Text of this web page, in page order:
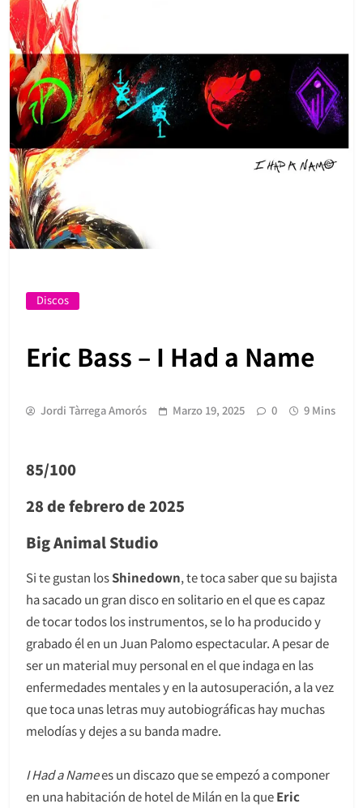
Discos
Eric Bass – I Had a Name
Jordi Tàrrega Amorós Marzo 19, 2025 0 9 Mins
85/100
28 de febrero de 2025
Big Animal Studio
Si te gustan losShinedown, te toca saber que su bajista
ha sacado un gran disco en solitario en el que es capaz
de tocar todos los instrumentos, se lo ha producido y
grabado él en un Juan Palomo espectacular. A pesar de
ser un material muy personal en el que indaga en las
enfermedades mentales y en la autosuperación, a la vez
que toca unas letras muy autobiográficas hay muchas
melodías y dejes a su banda madre.
I Had a Namees un discazo que se empezó a componer
en una habitación de hotel de Milán en la queEric